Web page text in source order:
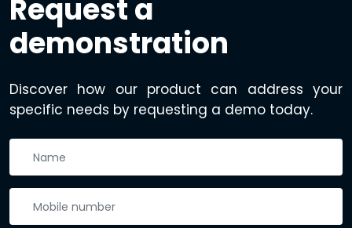
Request a
demonstration
Discover how our product can address your
specific needs by requesting a demo today.